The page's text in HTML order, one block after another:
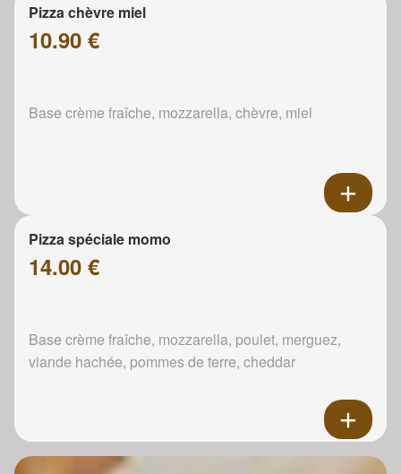
Pizza chèvre miel
10.90 €
Base crème fraîche, mozzarella, chèvre, miel
Pizza spéciale momo
14.00 €
Base crème fraîche, mozzarella, poulet, merguez,
viande hachée, pommes de terre, cheddar